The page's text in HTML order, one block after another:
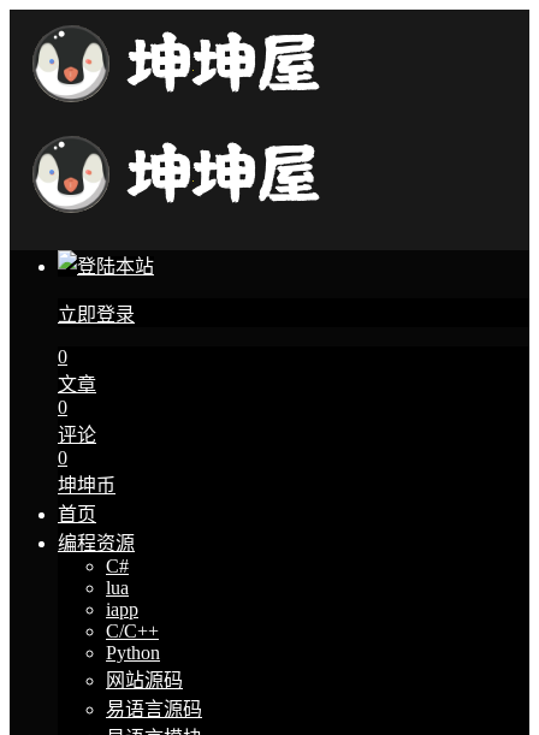
立即登录
0
文章
0
评论
0
坤坤币
首页
编程资源
C#
lua
iapp
C/C++
Python
网站源码
易语言源码